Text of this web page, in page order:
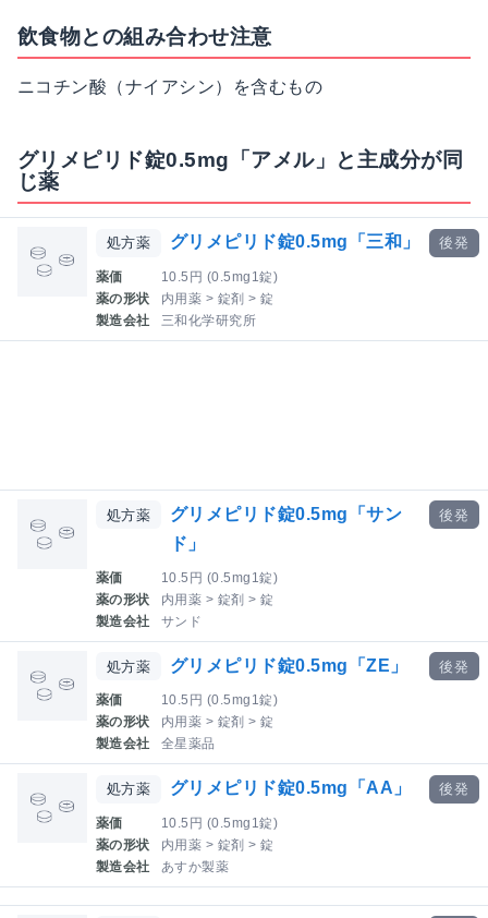
飲食物との組み合わせ注意
ニコチン酸（ナイアシン）を含むもの
グリメピリド錠0.5mg「アメル」と主成分が同
じ薬
処方薬 グリメピリド錠0.5mg「三和」
薬価
10.5円 (0.5mg1錠)
薬の形状
内用薬 > 錠剤 > 錠
製造会社
三和化学研究所
後発
処方薬
グリメピリド錠0.5mg「サン
ド」
薬価
10.5円 (0.5mg1錠)
薬の形状
内用薬 > 錠剤 > 錠
製造会社
サンド
後発
処方薬 グリメピリド錠0.5mg「ZE」
薬価
10.5円 (0.5mg1錠)
薬の形状
内用薬 > 錠剤 > 錠
製造会社
全星薬品
後発
処方薬 グリメピリド錠0.5mg「AA」
薬価
10.5円 (0.5mg1錠)
薬の形状
内用薬 > 錠剤 > 錠
製造会社
あすか製薬
後発